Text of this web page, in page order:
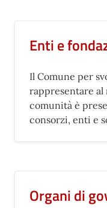
Enti e
Il Comune per
rappresentare
comunità è
consorzi, enti e
Organi di